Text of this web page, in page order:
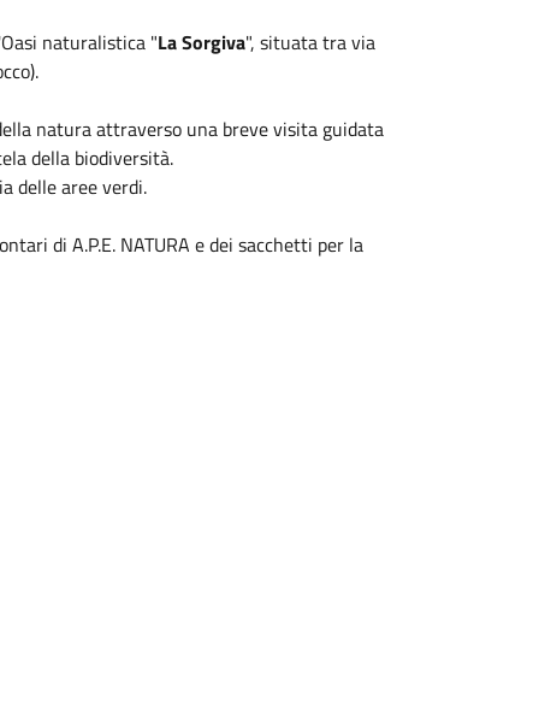
naturalistica "La Sorgiva", situata tra via
natura attraverso una breve visita guidata
della biodiversità.
delle aree verdi.
di A.P.E. NATURA e dei sacchetti per la